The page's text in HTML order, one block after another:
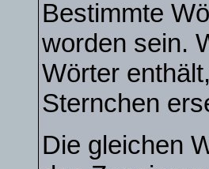
Bestimmte
worden sein.
Wörter
Sternchen
Die gleichen